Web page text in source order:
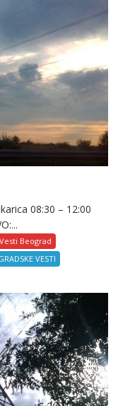
08:30 – 12:00
Beograd
VESTI